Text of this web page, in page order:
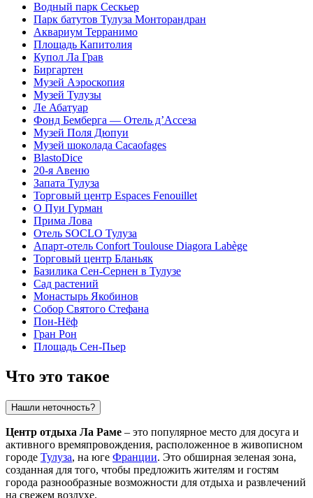
Водный парк Сескьер
Парк батутов Тулуза Монторандран
Аквариум Терранимо
Площадь Капитолия
Купол Ла Грав
Биргартен
Музей Аэроскопия
Музей Тулузы
Ле Абатуар
Фонд Бемберга — Отель д’Ассеза
Музей Поля Дюпуи
Музей шоколада Cacaofages
BlastoDice
20-я Авеню
Запата Тулуза
Торговый центр Espaces Fenouillet
О Пуи Гурман
Прима Лова
Отель SOCLO Тулуза
Апарт-отель Confort Toulouse Diagora Labège
Торговый центр Бланьяк
Базилика Сен-Сернен в Тулузе
Сад растений
Монастырь Якобинов
Собор Святого Стефана
Пон-Нёф
Гран Рон
Площадь Сен-Пьер
Что это такое
Нашли неточность?
Центр отдыха Ла Раме – это популярное место для досуга и
активного времяпровождения, расположенное в живописном
городе Тулуза, на юге Франции. Это обширная зеленая зона,
созданная для того, чтобы предложить жителям и гостям
города разнообразные возможности для отдыха и развлечений
на свежем воздухе.